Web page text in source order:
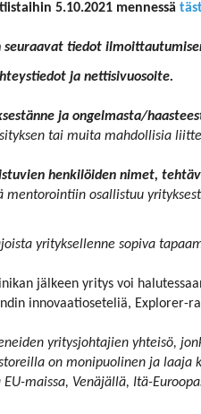
5.10.2021 mennessä
tiedot
ja nettisivuosoite.
ja ongelmasta/
tai muita mahdollisia
henkilöiden nimet,
mentorointiin osallistuu
yrityksellenne sopiva
jälkeen yritys voi
innovaatioseteliä, Explorer-
yritysjohtajien yhteisö,
on monipuolinen ja laaja
maissa, Venäjällä, Itä-